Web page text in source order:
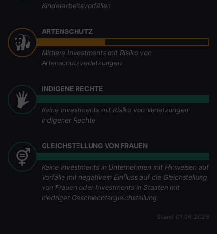
Kinderarbeitsvorfällen
ARTENSCHUTZ
Mittlere Investments mit Risiko von
Artenschutzverletzungen
INDIGENE RECHTE
Keine Investments mit Risiko von Verletzungen
indigener Rechte
GLEICHSTELLUNG VON FRAUEN
Keine Investments in Unternehmen mit Hinweisen auf
Vorfälle mit negativem Einfluss auf die Gleichstellung
von Frauen oder Investments in Staaten mit
niedriger Geschlechtergleichstellung
Stand 01.06.2026